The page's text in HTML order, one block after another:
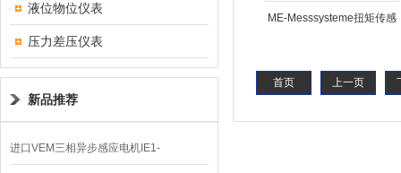
液位物位仪表
压力差压仪表
新品推荐
进口VEM三相异步感应电机IE1-
ME-Messsysteme扭矩传感
首页 上一页